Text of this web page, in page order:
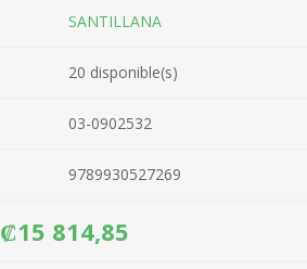
SANTILLANA
20 disponible(s)
03-0902532
9789930527269
₡15 814,85